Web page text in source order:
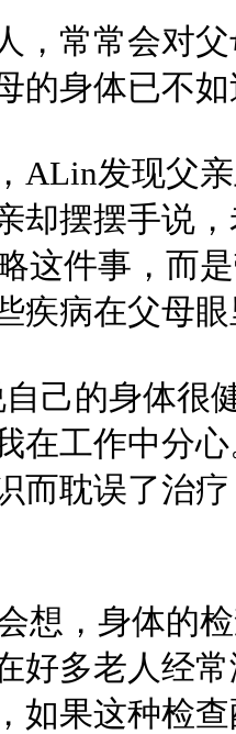
常常会对父
的身体已不
发现父亲
却摆摆手说
这件事，而
疾病在父母
的身体很
在工作中分
而耽误了治
，身体的检
好多老人经
如果这种检